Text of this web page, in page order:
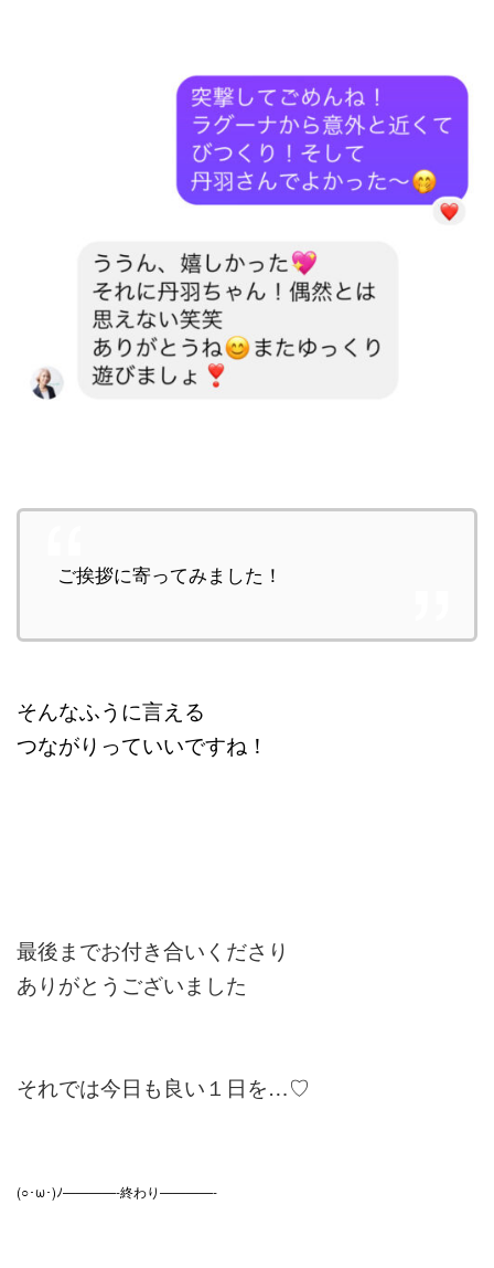
ご挨拶に寄ってみました！
そんなふうに言える
つながりっていいですね！
最後までお付き合いくださり
ありがとうございました
それでは今日も良い１日を…♡
(○･ω･)ﾉ————-終わり————-